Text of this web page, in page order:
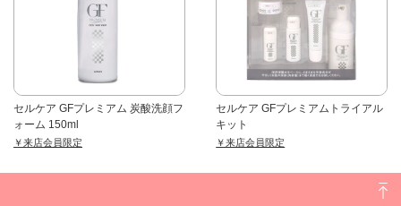
セルケア GFプレミアム 炭酸洗顔フ
ォーム 150ml
￥来店会員限定
セルケア GFプレミアムトライアル
キット
￥来店会員限定